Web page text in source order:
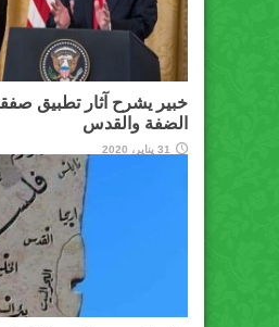
خبير يشرح آثار تطبيق
الضفة والقدس
31 يناير، 2020